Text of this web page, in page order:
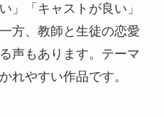
」「キャストが良い」
方、教師と生徒の恋愛
声もあります。テーマ
れやすい作品です。